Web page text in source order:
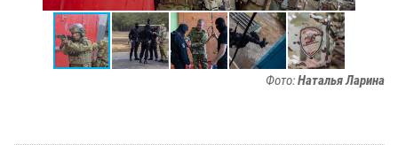
Фото:Наталья Ларина